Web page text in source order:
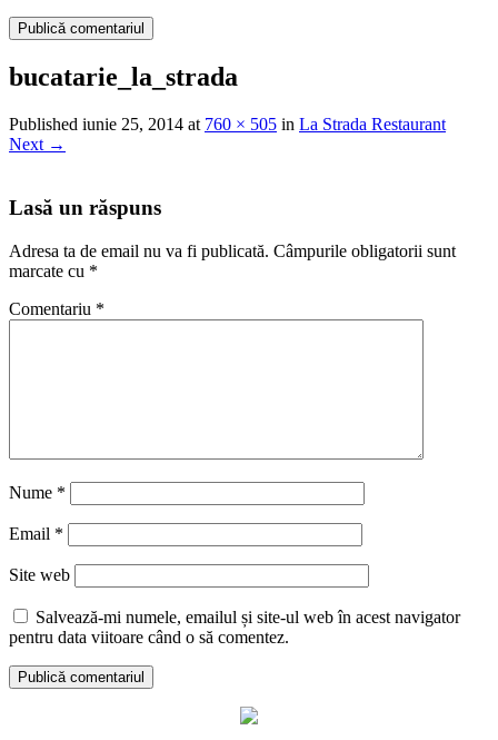
bucatarie_la_strada
Published iunie 25, 2014 at 760 × 505 in La Strada Restaurant
Next →
Lasă un răspuns
Adresa ta de email nu va fi publicată. Câmpurile obligatorii sunt
marcate cu *
Comentariu *
Nume *
Email *
Site web
Salvează-mi numele, emailul și site-ul web în acest navigator
pentru data viitoare când o să comentez.